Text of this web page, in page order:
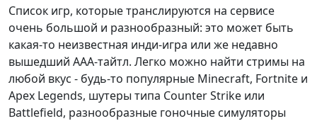
Список игр, которые транслируются на сервисе
очень большой и разнообразный: это может быть
какая-то неизвестная инди-игра или же недавно
вышедший ААА-тайтл. Легко можно найти стримы на
любой вкус - будь-то популярные Minecraft, Fortnite и
Apex Legends, шутеры типа Counter Strike или
Battlefield, разнообразные гоночные симуляторы